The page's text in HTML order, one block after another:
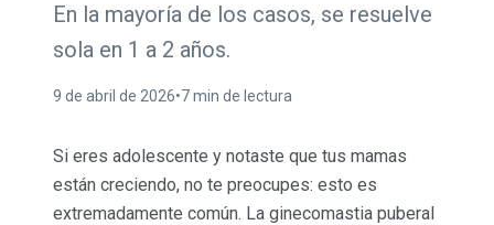
En la mayoría de los casos, se resuelve
sola en 1 a 2 años.
9 de abril de 2026•7 min de lectura
Si eres adolescente y notaste que tus mamas
están creciendo, no te preocupes: esto es
extremadamente común. La ginecomastia puberal